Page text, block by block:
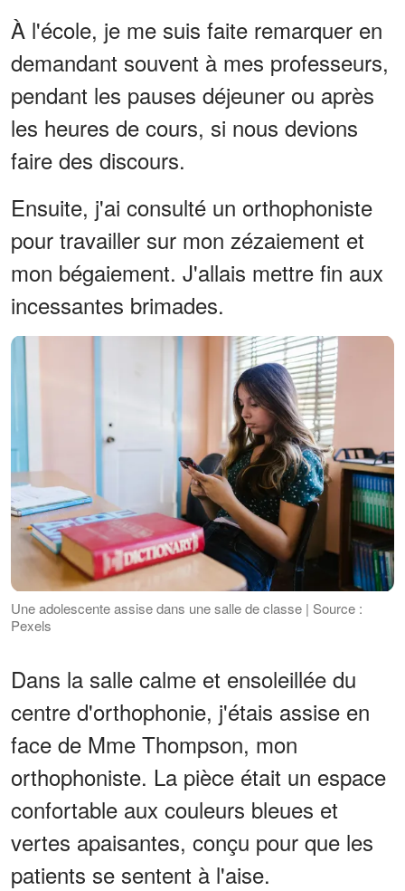
À l'école, je me suis faite remarquer en
demandant souvent à mes professeurs,
pendant les pauses déjeuner ou après
les heures de cours, si nous devions
faire des discours.
Ensuite, j'ai consulté un orthophoniste
pour travailler sur mon zézaiement et
mon bégaiement. J'allais mettre fin aux
incessantes brimades.
Une adolescente assise dans une salle de classe | Source :
Pexels
Dans la salle calme et ensoleillée du
centre d'orthophonie, j'étais assise en
face de Mme Thompson, mon
orthophoniste. La pièce était un espace
confortable aux couleurs bleues et
vertes apaisantes, conçu pour que les
patients se sentent à l'aise.